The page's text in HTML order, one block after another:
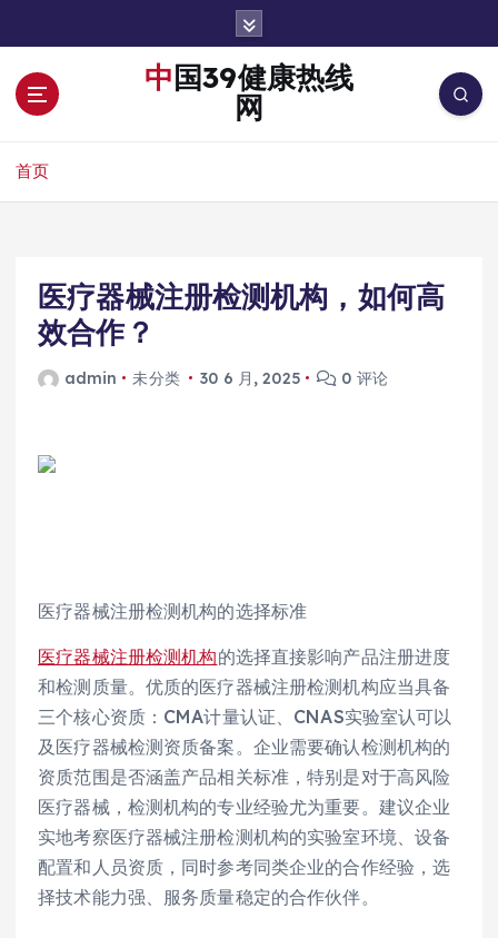
中国39健康热线
网
首页
医疗器械注册检测机构，如何高
效合作？
admin 未分类 30 6 月, 2025 0 评论
医疗器械注册检测机构的选择标准
医疗器械注册检测机构的选择直接影响产品注册进度
和检测质量。优质的医疗器械注册检测机构应当具备
三个核心资质：CMA计量认证、CNAS实验室认可以
及医疗器械检测资质备案。企业需要确认检测机构的
资质范围是否涵盖产品相关标准，特别是对于高风险
医疗器械，检测机构的专业经验尤为重要。建议企业
实地考察医疗器械注册检测机构的实验室环境、设备
配置和人员资质，同时参考同类企业的合作经验，选
择技术能力强、服务质量稳定的合作伙伴。